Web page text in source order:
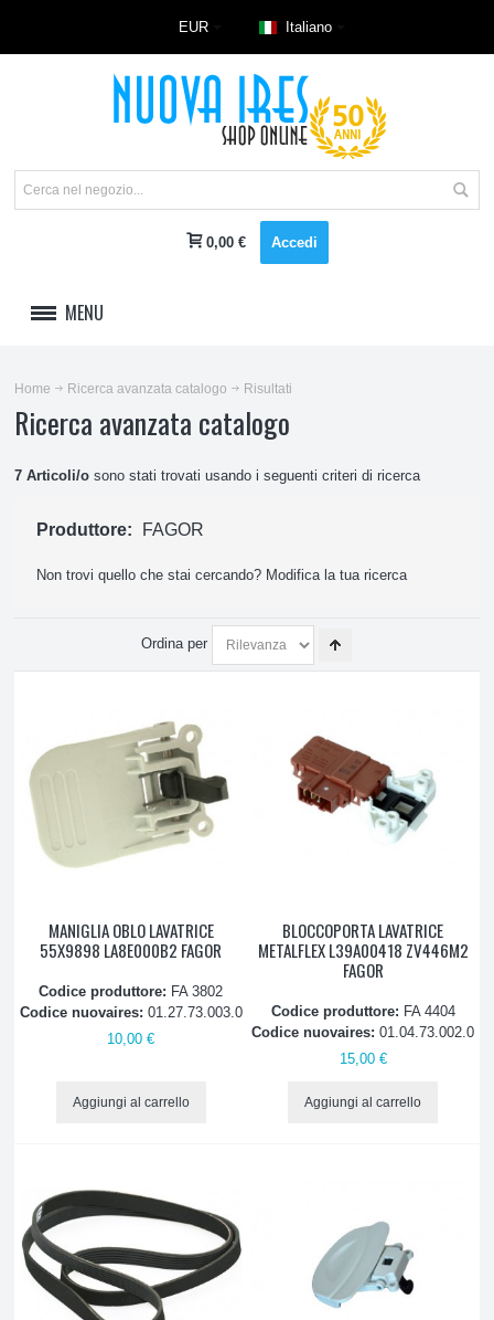
EUR Italiano
0,00 € Accedi
MENU
REFRIGERAZIONE E CLIMA
CUCINE E RISCALDAMENTO
ATTREZZATURE E PRODOTTI PULIZIA
PICCOLO ELETTRODOMESTICO, ASPIRAZIONE
Home Ricerca avanzata catalogo Risultati
Ricerca avanzata catalogo
7 Articoli/o sono stati trovati usando i seguenti criteri di ricerca
Produttore: FAGOR
Non trovi quello che stai cercando? Modifica la tua ricerca
Ordina per
MANIGLIA OBLO LAVATRICE
55X9898 LA8E000B2 FAGOR
Codice produttore: FA 3802
Codice nuovaires: 01.27.73.003.0
10,00 €
Aggiungi al carrello
BLOCCOPORTA LAVATRICE
METALFLEX L39A00418 ZV446M2
FAGOR
Codice produttore: FA 4404
Codice nuovaires:01.04.73.002.0
15,00 €
Aggiungi al carrello